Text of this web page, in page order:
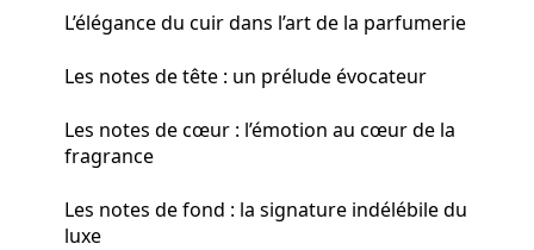
L’élégance du cuir dans l’art de la parfumerie
Les notes de tête : un prélude évocateur
Les notes de cœur : l’émotion au cœur de la
fragrance
Les notes de fond : la signature indélébile du
luxe